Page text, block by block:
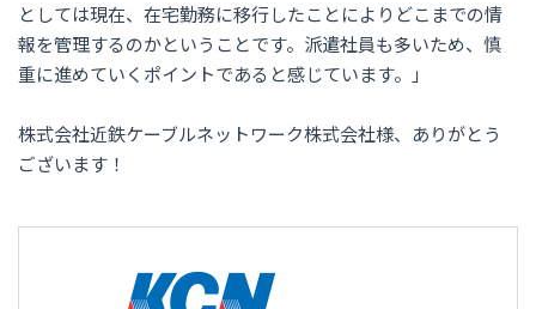
としては現在、在宅勤務に移行したことによりどこまでの情
報を管理するのかということです。派遣社員も多いため、慎
重に進めていくポイントであると感じています。」
株式会社近鉄ケーブルネットワーク株式会社様、ありがとう
ございます！